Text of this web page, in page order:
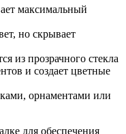
максимальный
но скрывает
из прозрачного стекла
и создает цветные
орнаментами или
для обеспечения